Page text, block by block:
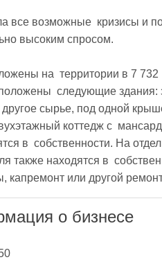
все возможные  кризисы и
высоким спросом.
на  территории в 7
следующие
другое сырье, под одной
коттедж с
в  собственности. На
также находятся в
или другой
о бизнесе